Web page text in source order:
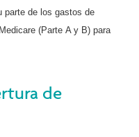
parte de los gastos de
(Parte A y B) para
de